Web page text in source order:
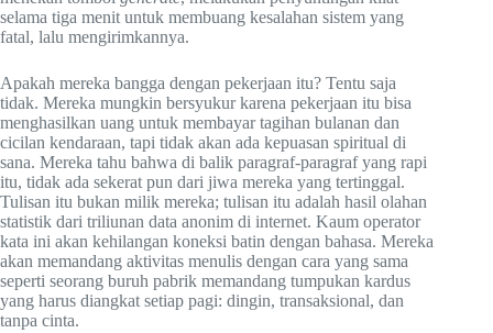
selama tiga menit untuk membuang kesalahan sistem yang
fatal, lalu mengirimkannya.
Apakah mereka bangga dengan pekerjaan itu? Tentu saja
tidak. Mereka mungkin bersyukur karena pekerjaan itu bisa
menghasilkan uang untuk membayar tagihan bulanan dan
cicilan kendaraan, tapi tidak akan ada kepuasan spiritual di
sana. Mereka tahu bahwa di balik paragraf-paragraf yang rapi
itu, tidak ada sekerat pun dari jiwa mereka yang tertinggal.
Tulisan itu bukan milik mereka; tulisan itu adalah hasil olahan
statistik dari triliunan data anonim di internet. Kaum operator
kata ini akan kehilangan koneksi batin dengan bahasa. Mereka
akan memandang aktivitas menulis dengan cara yang sama
seperti seorang buruh pabrik memandang tumpukan kardus
yang harus diangkat setiap pagi: dingin, transaksional, dan
tanpa cinta.